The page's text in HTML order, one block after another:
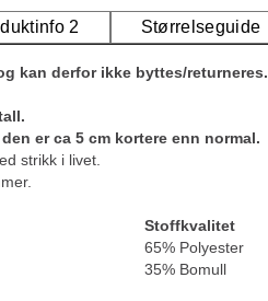
2 Størrelseguide
kan derfor ikke byttes/returneres.
er ca 5 cm kortere enn normal.
strikk i livet.
Stoffkvalitet
65% Polyester
35% Bomull